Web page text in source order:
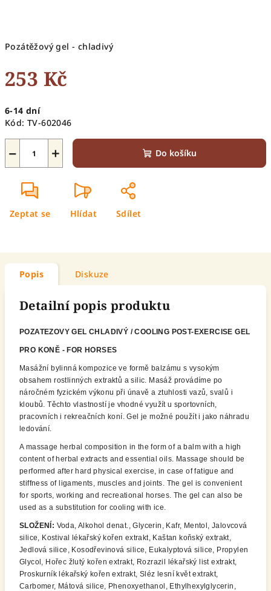
Pozátěžový gel - chladivý
253 Kč
cena:
6-14 dní
Kód: TV-602046
+
− Do košíku
Zeptat se Hlídat Sdílet
Popis Diskuze
Detailní popis produktu
POZATEZOVY GEL CHLADIVÝ / COOLING POST-EXERCISE GEL
PRO KONĚ - FOR HORSES
Masážní bylinná kompozice ve formě balzámu s vysokým
obsahem rostlinných extraktů a silic. Masáž provádíme po
náročném fyzickém výkonu při únavě a ztuhlosti vazů, svalů i
kloubů. Těchto vlastností je vhodné využít u sportovních,
pracovních i rekreačních koní. Gel je možné použít i jako náhradu
ledování.
A massage herbal composition in the form of a balm with a high
content of herbal extracts and essential oils. Massage should be
performed after hard physical exercise, in case of fatigue and
stiffness of ligaments, muscles and joints. The gel is convenient
for sports, working and recreational horses. The gel can also be
used as a substitution for cooling with ice.
SLOŽENÍ: Voda, Alkohol denat., Glycerin, Kafr, Mentol, Jalovcová
silice, Kostival lékařský kořen extrakt, Kaštan koňský extrakt,
Jedlová silice, Kosodřevinová silice, Eukalyptová silice, Propylen
Glycol, Hořec žlutý kořen extrakt, Rozrazil lékařský list extrakt,
Proskurník lékařský kořen extrakt, Sléz lesní květ extrakt,
Carbomer, Mátová silice, Phenoxyethanol, Ethylhexylglycerin,